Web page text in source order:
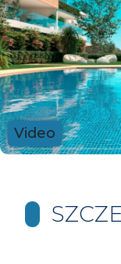
Video